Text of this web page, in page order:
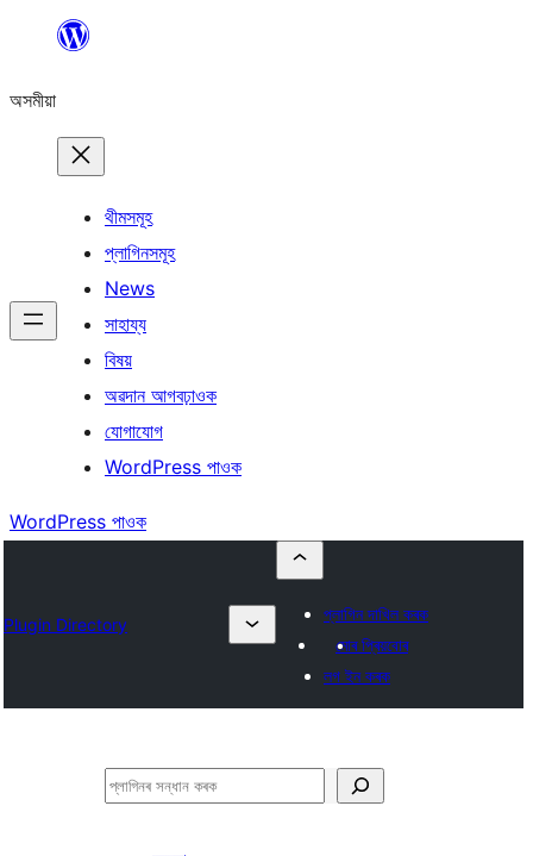
বিষয়বস্তুলৈ
অসমীয়া
থীমসমূহ
প্লাগিনসমূহ
News
সাহায্য
বিষয়
অৱদান আগবঢ়াওক
যোগাযোগ
WordPress পাওক
WordPress পাওক
Plugin Directory
প্লাগিন দাখিল কৰক
মোৰ প্ৰিয়বোৰ
লগ ইন কৰক
সন্ধান